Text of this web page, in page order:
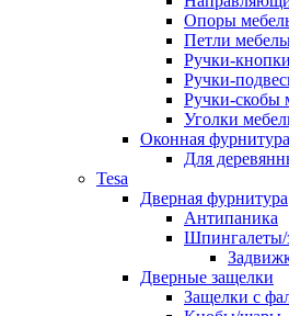
Опоры
Петли
Ручки-
Ручки-
Ручки-скобы
Уголки
Оконная фурнитура
Для
Tesa
Дверная фурнитура
Антипаника
Шпингалеты/
Дверные защелки
Защелки с